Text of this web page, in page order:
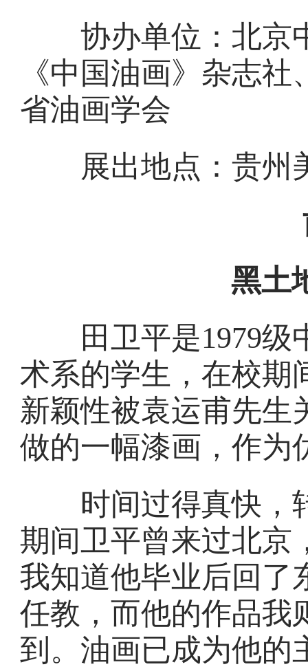
协办单位：北京
《中国油画》杂志
省油画学会
展出地点：贵州
黑土
田卫平是1979级
术系的学生，在校期
新颖性被袁运甫先生
做的一幅漆画，作为
时间过得真快，
期间卫平曾来过北京
我知道他毕业后回了
任教，而他的作品我
到。油画已成为他的